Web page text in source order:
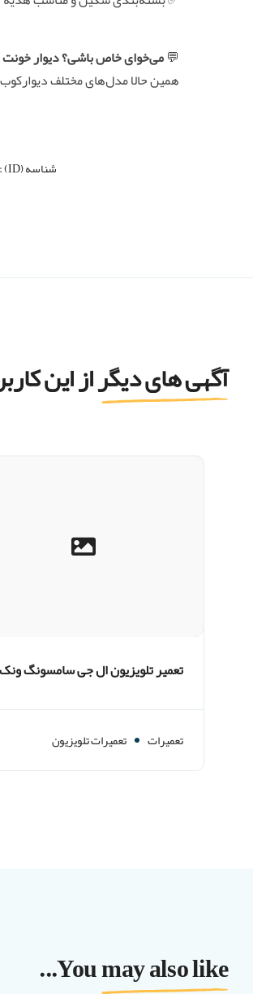
💬می‌خوای خاص باشی؟ دیوار خونت
همین حالا مدل‌های مختلف
شناسه (ID) :
آگهی های دیگر از این
تعمیر تلویزیون ال جی سامسونگ ونک
تعمیرات تعمیرات تلویزیون
You may also like...